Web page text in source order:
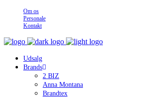
Om os
Personale
Kontakt
Udsalg
Brands
2 BIZ
Anna Montana
Brandtex